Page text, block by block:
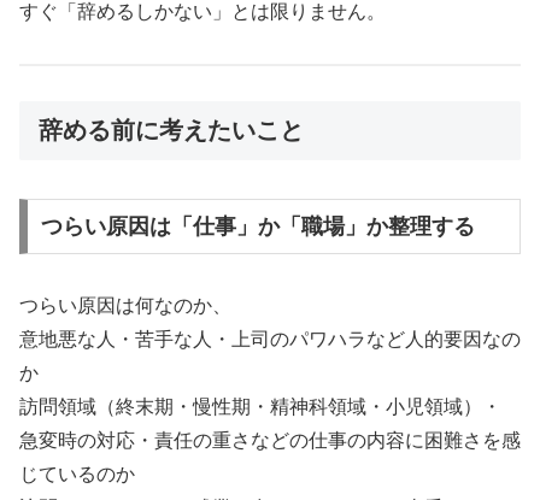
すぐ「辞めるしかない」とは限りません。
辞める前に考えたいこと
つらい原因は「仕事」か「職場」か整理する
つらい原因は何なのか、
意地悪な人・苦手な人・上司のパワハラなど人的要因なの
か
訪問領域（終末期・慢性期・精神科領域・小児領域）・
急変時の対応・責任の重さなどの仕事の内容に困難さを感
じているのか